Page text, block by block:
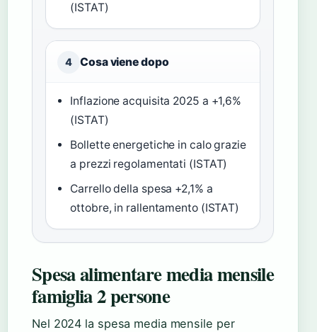
(ISTAT)
4 Cosa viene dopo
Inflazione acquisita 2025 a +1,6%
(ISTAT)
Bollette energetiche in calo grazie
a prezzi regolamentati (ISTAT)
Carrello della spesa +2,1% a
ottobre, in rallentamento (ISTAT)
Spesa alimentare media mensile
famiglia 2 persone
Nel 2024 la spesa media mensile per